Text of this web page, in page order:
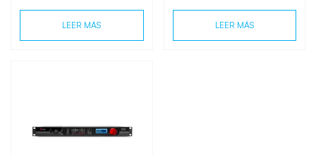
LEER MÁS LEER MÁS